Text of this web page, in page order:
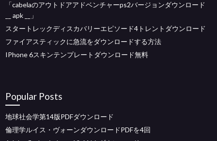
「cabelaのアウトドアアドベンチャーps2バージョンダウンロード
__ apk __」
スタートレックディスカバリーエピソード4トレントダウンロード
ファイアスティックに急流をダウンロードする方法
IPhone 6スキンテンプレートダウンロード無料
Popular Posts
地球社会学第14版PDFダウンロード
倫理学ルイス・ヴォーンダウンロードPDFを4回